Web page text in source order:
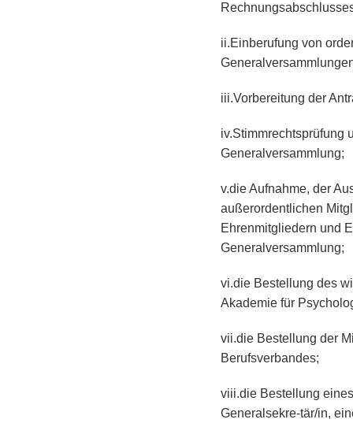
ii.Einberufung von
iii.Vorbereitung der
iv.Stimmrechtsprüfung
Generalversammlung;
v.die Aufnahme, der
außerordentlichen
Ehrenmitgliedern und
Generalversammlung;
vi.die Bestellung des
Akademie für
vii.die Bestellung der
Berufsverbandes;
viii.die Bestellung
Generalsekre-tär/in,